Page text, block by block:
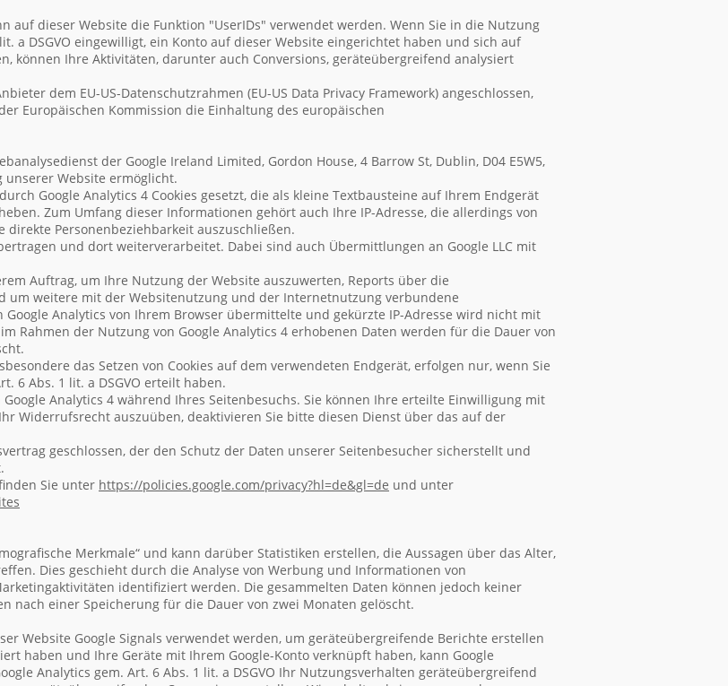
auf dieser Website die Funktion "UserIDs" verwendet werden. Wenn Sie in die Nutzung
a DSGVO eingewilligt, ein Konto auf dieser Website eingerichtet haben und sich auf
können Ihre Aktivitäten, darunter auch Conversions, geräteübergreifend analysiert
dem EU-US-Datenschutzrahmen (EU-US Data Privacy Framework) angeschlossen,
Europäischen Kommission die Einhaltung des europäischen
der Google Ireland Limited, Gordon House, 4 Barrow St, Dublin, D04 E5W5,
unserer Website ermöglicht.
Google Analytics 4 Cookies gesetzt, die als kleine Textbausteine auf Ihrem Endgerät
Zum Umfang dieser Informationen gehört auch Ihre IP-Adresse, die allerdings von
Personenbeziehbarkeit auszuschließen.
und dort weiterverarbeitet. Dabei sind auch Übermittlungen an Google LLC mit
Auftrag, um Ihre Nutzung der Website auszuwerten, Reports über die
um weitere mit der Websitenutzung und der Internetnutzung verbundene
Analytics von Ihrem Browser übermittelte und gekürzte IP-Adresse wird nicht mit
Rahmen der Nutzung von Google Analytics 4 erhobenen Daten werden für die Dauer von
das Setzen von Cookies auf dem verwendeten Endgerät, erfolgen nur, wenn Sie
6 Abs. 1 lit. a DSGVO erteilt haben.
Analytics 4 während Ihres Seitenbesuchs. Sie können Ihre erteilte Einwilligung mit
Widerrufsrecht auszuüben, deaktivieren Sie bitte diesen Dienst über das auf der
geschlossen, der den Schutz der Daten unserer Seitenbesucher sicherstellt und
Sie unter https://policies.google.com/privacy?hl=de&gl=de und unter
Merkmale“ und kann darüber Statistiken erstellen, die Aussagen über das Alter,
Dies geschieht durch die Analyse von Werbung und Informationen von
identifiziert werden. Die gesammelten Daten können jedoch keiner
nach einer Speicherung für die Dauer von zwei Monaten gelöscht.
Website Google Signals verwendet werden, um geräteübergreifende Berichte erstellen
haben und Ihre Geräte mit Ihrem Google-Konto verknüpft haben, kann Google
Analytics gem. Art. 6 Abs. 1 lit. a DSGVO Ihr Nutzungsverhalten geräteübergreifend